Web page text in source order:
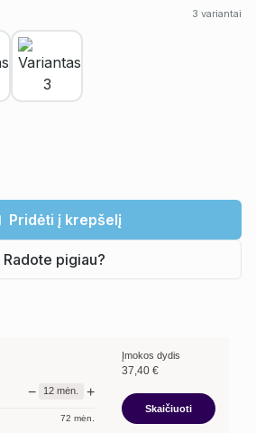
3 variantai
Pridėti į krepšelį
Radote pigiau?
− 12 mėn. +
72 mėn.
Įmokos dydis
37,40 €
Skaičiuoti